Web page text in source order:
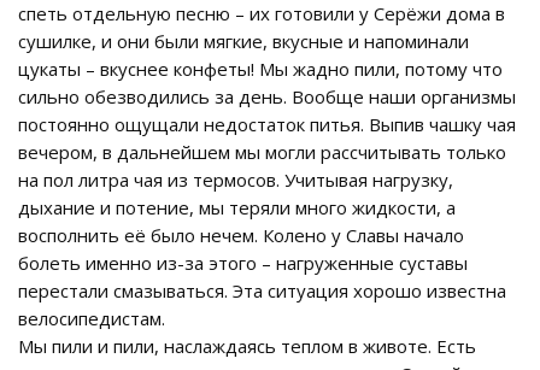
спеть отдельную песню – их готовили у Серёжи дома в
сушилке, и они были мягкие, вкусные и напоминали
цукаты – вкуснее конфеты! Мы жадно пили, потому что
сильно обезводились за день. Вообще наши организмы
постоянно ощущали недостаток питья. Выпив чашку чая
вечером, в дальнейшем мы могли рассчитывать только
на пол литра чая из термосов. Учитывая нагрузку,
дыхание и потение, мы теряли много жидкости, а
восполнить её было нечем. Колено у Славы начало
болеть именно из-за этого – нагруженные суставы
перестали смазываться. Эта ситуация хорошо известна
велосипедистам.
Мы пили и пили, наслаждаясь теплом в животе. Есть